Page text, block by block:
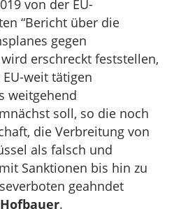
von der EU-
“Bericht über die
gegen
erschreckt feststellen,
weit tätigen
weitgehend
soll, so die noch
die Verbreitung von
als falsch und
Sanktionen bis hin zu
geahndet
.